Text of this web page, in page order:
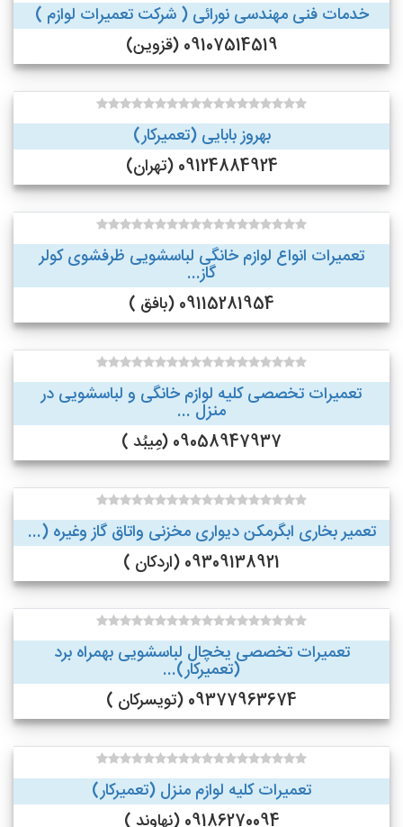
خدمات فنی مهندسی نورائی ( شرکت تعمیرات لوازم )
09107514519 (قزوین)
بهروز بابایی (تعمیرکار)
09124884924 (تهران)
تعمیرات انواع لوازم خانگی لباسشویی ظرفشوی کولر
گاز...
09115281954 (بافق )
تعمیرات تخصصی کلیه لوازم خانگی و لباسشویی در
منزل ...
09058947937 (مِیبُد )
تعمیر بخاری ابگرمکن دیواری مخزنی واتاق گاز وغیره (...
09309138921 (اردکان )
تعمیرات تخصصی یخچال لباسشویی بهمراه برد
(تعمیرکار)...
09377963674 (تویسرکان )
تعمیرات کلیه لوازم منزل (تعمیرکار)
09186270094 (نهاوند )